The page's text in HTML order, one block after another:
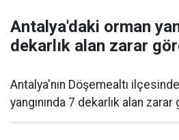
Antalya'daki orman
dekarlık alan zarar
Antalya'nın Döşemealtı
yangınında 7 dekarlık alan zarar